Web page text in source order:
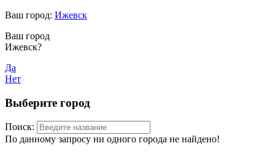
Ваш город: Ижевск
Ваш город
Ижевск?
Да
Нет
Выберите город
Поиск:
По данному запросу ни одного города не найдено!